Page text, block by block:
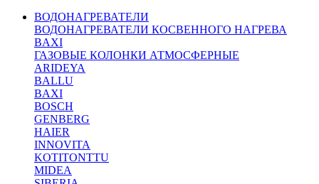
ВОДОНАГРЕВАТЕЛИ
ВОДОНАГРЕВАТЕЛИ КОСВЕННОГО НАГРЕВА
BAXI
ГАЗОВЫЕ КОЛОНКИ АТМОСФЕРНЫЕ
ARIDEYA
BALLU
BAXI
BOSCH
GENBERG
HAIER
INNOVITA
KOTITONTTU
MIDEA